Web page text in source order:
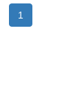
1